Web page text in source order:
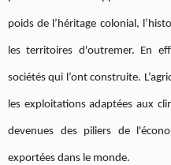
poids de l’héritage colonial,
les territoires d'outremer. En
sociétés qui l’ont construite.
les exploitations adaptées aux
devenues des piliers de
exportées dans le monde.